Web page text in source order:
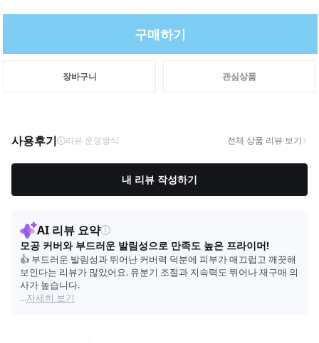
구매하기
장바구니 관심상품